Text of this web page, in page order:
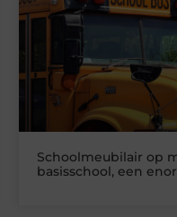
Schoolmeubilair op
basisschool, een